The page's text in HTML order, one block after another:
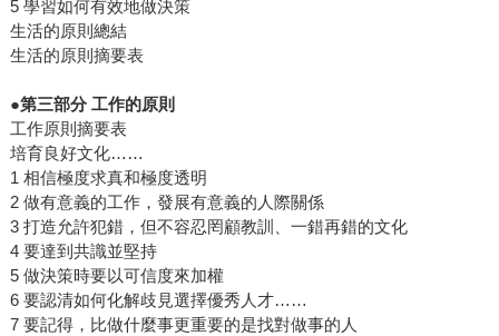
5 學習如何有效地做決策
生活的原則總結
生活的原則摘要表
●第三部分 工作的原則
工作原則摘要表
培育良好文化……
1 相信極度求真和極度透明
2 做有意義的工作，發展有意義的人際關係
3 打造允許犯錯，但不容忍罔顧教訓、一錯再錯的文化
4 要達到共識並堅持
5 做決策時要以可信度來加權
6 要認清如何化解歧見選擇優秀人才……
7 要記得，比做什麼事更重要的是找對做事的人